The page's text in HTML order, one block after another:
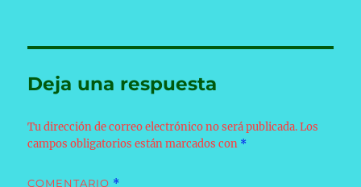
Deja una respuesta
Tu dirección de correo electrónico no será publicada. Los
campos obligatorios están marcados con *
COMENTARIO *